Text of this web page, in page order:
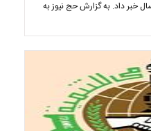
خبر داد. به گزارش حج نیوز به